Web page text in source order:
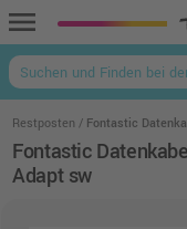
menu
Restposten Fontastic
Fontastic
Adapt sw